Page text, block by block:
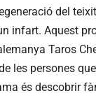
del
infart. Aquest
Taros
les persones
és descobrir